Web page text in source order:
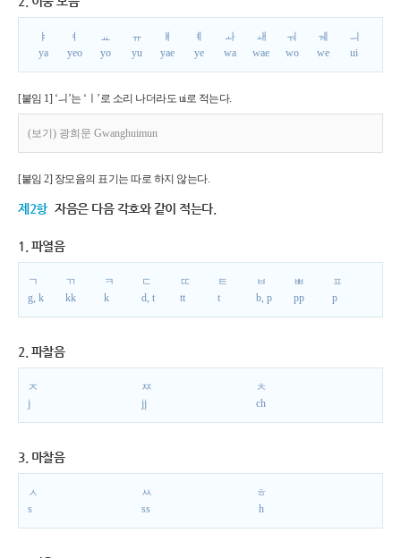
ㅑ
ya
ㅕ
yeo
ㅛ
yo
ㅠ
yu
ㅒ
yae
ㅖ
ye
ㅘ
wa
ㅙ
wae
ㅝ
wo
ㅞ
we
ㅢ
ui
[붙임 1] ‘ㅢ’는 ‘ㅣ’로 소리 나더라도 ui로 적는다.
(보기) 광희문 Gwanghuimun
[붙임 2] 장모음의 표기는 따로 하지 않는다.
제2항 자음은 다음 각호와 같이 적는다.
1. 파열음
ㄱ
g, k
ㄲ
kk
ㅋ
k
ㄷ
d, t
ㄸ
tt
ㅌ
t
ㅂ
b, p
ㅃ
pp
ㅍ
p
2. 파찰음
ㅈ
j
ㅉ
jj
ㅊ
ch
3. 마찰음
ㅅ
s
ㅆ
ss
ㅎ
h